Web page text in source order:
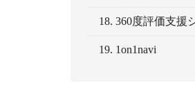
18. 360度評価支援
19. 1on1navi